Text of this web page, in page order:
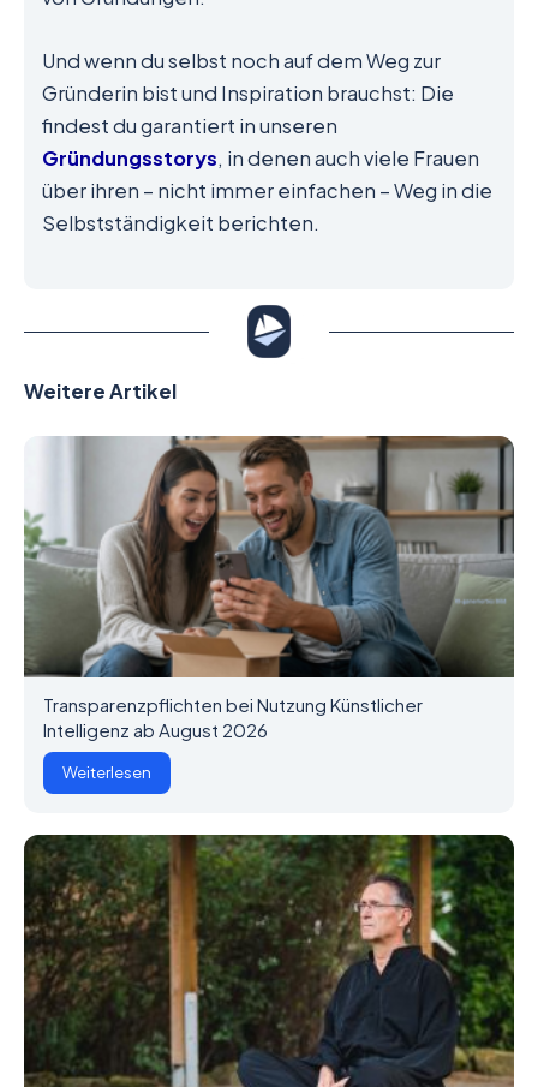
Und wenn du selbst noch auf dem Weg zur
Gründerin bist und Inspiration brauchst: Die
findest du garantiert in unseren
Gründungsstorys, in denen auch viele Frauen
über ihren – nicht immer einfachen – Weg in die
Selbstständigkeit berichten.
Weitere Artikel
Transparenzpflichten bei Nutzung Künstlicher
Intelligenz ab August 2026
Weiterlesen